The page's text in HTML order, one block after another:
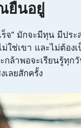
ยืนอยู่
จ” มักจะมีทุน มีปร
ใช่เขา และไม่ต้อง
ล้าพอจะเรียนรู้ทุก
เลยสักครั้ง